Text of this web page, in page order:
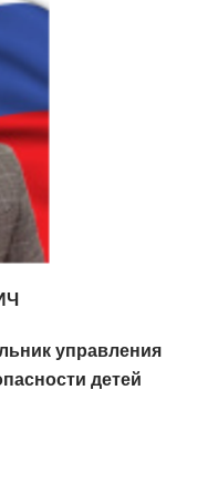
управления
детей